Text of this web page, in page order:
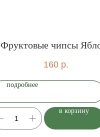
Фруктовые чипсы
160 р.
подробнее
в корзину